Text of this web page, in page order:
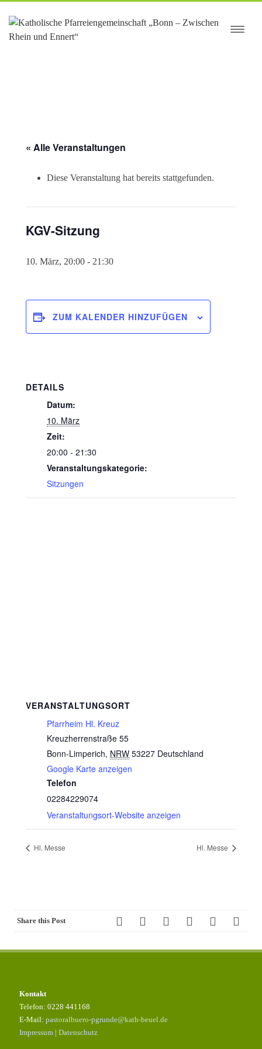
springen
« Alle Veranstaltungen
Diese Veranstaltung hat bereits stattgefunden.
KGV-Sitzung
10. März, 20:00 - 21:30
ZUM KALENDER HINZUFÜGEN
DETAILS
Datum:
10. März
Zeit:
20:00 - 21:30
Veranstaltungskategorie:
Sitzungen
VERANSTALTUNGSORT
Pfarrheim Hl. Kreuz
Kreuzherrenstraße 55
Bonn-Limperich, NRW 53227 Deutschland
Google Karte anzeigen
Telefon
02284229074
Veranstaltungsort-Website anzeigen
Hl. Messe Hl. Messe
Share this Post
Kontakt
Telefon: 0228 441168
E-Mail: pastoralbuero-pgrunde@kath-beuel.de
Impressum | Datenschutz